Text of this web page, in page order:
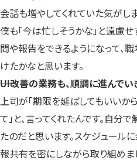
会話も増やしてくれていた気がしま
僕も「今は忙しそうかな」と遠慮
問や報告をできるようになって、
けたかなと思います。
――UI改善の業務も、順調に進んでい
上司が「期限を延ばしてもいいか
て」と、言ってくれたんです。自分
たのだと思います。スケジュール
報共有を密にしながら取り組めま